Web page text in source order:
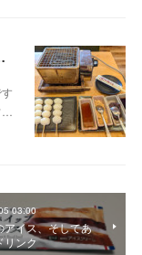
だんご三昧」
03:00
アイス、そしてあ
リンク